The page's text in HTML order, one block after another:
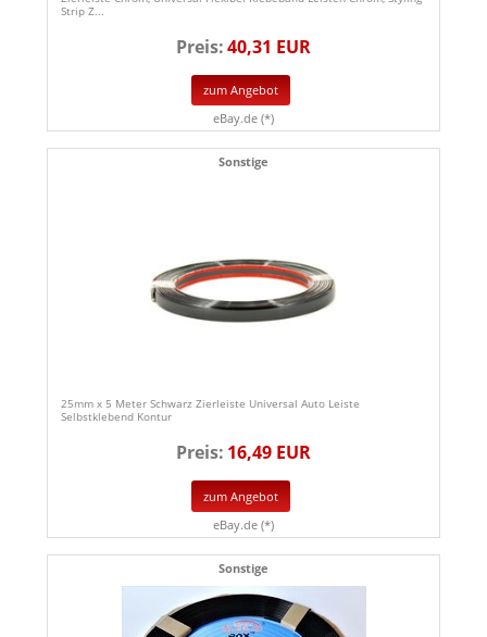
Strip Z...
Preis:40,31 EUR
zum Angebot
eBay.de (*)
Sonstige
25mm x 5 Meter Schwarz Zierleiste Universal Auto Leiste
Selbstklebend Kontur
Preis: 16,49 EUR
zum Angebot
eBay.de (*)
Sonstige